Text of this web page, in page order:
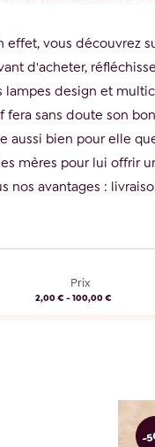
effet, vous
d'acheter,
design et
sans doute son
bien pour elle
mères pour lui offrir
avantages :
Prix
2,00 € - 100,00 €
-